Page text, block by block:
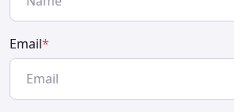
Email*